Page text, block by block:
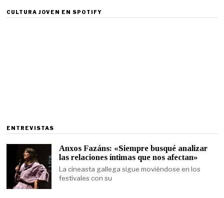
CULTURA JOVEN EN SPOTIFY
ENTREVISTAS
Anxos Fazáns: «Siempre busqué analizar
las relaciones íntimas que nos afectan»
La cineasta gallega sigue moviéndose en los
festivales con su